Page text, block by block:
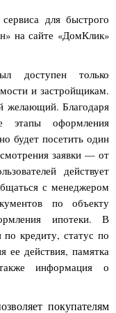
для быстрого
на сайте «ДомКлик»
доступен только
и застройщикам.
желающий. Благодаря
этапы оформления
будет посетить один
заявки — от
действует
с менеджером
по объекту
ипотеки. В
по кредиту, статус по
ее действия, памятка
информация о
покупателям